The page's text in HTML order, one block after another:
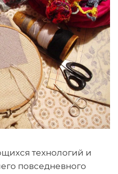
технологий и
повседневного